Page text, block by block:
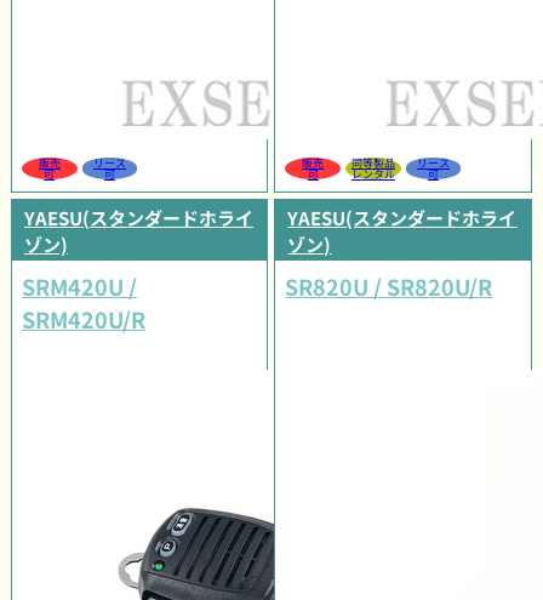
販売
可
リース
可
販売
可
同等製品
レンタル
リース
可
YAESU(スタンダードホライ
ゾン)
SRM420U /
SRM420U/R
YAESU(スタンダードホライ
ゾン)
SR820U / SR820U/R